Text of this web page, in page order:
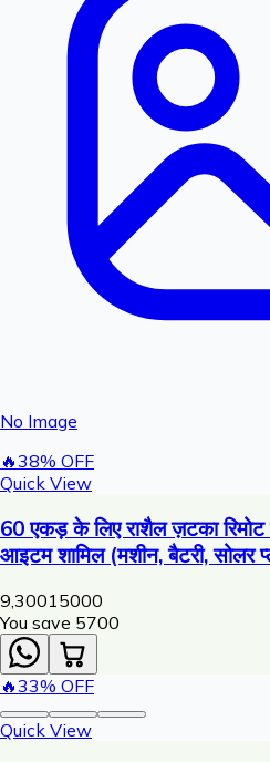
No Image
🔥38% OFF
Quick View
60 एकड़ के लिए राशैल ज़टका
आइटम शामिल (मशीन, बैटरी, सोलर
9,30015000
You save ₹ 5700
🔥33% OFF
Quick View